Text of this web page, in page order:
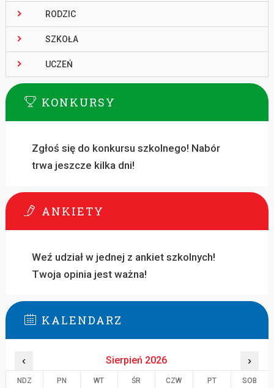
RODZIC
SZKOŁA
UCZEŃ
KONKURSY
Zgłoś się do konkursu szkolnego! Nabór
trwa jeszcze kilka dni!
ANKIETY
Weź udział w jednej z ankiet szkolnych!
Twoja opinia jest ważna!
KALENDARZ
‹ Sierpień 2026 ›
NDZ PN WT ŚR CZW PT SOB